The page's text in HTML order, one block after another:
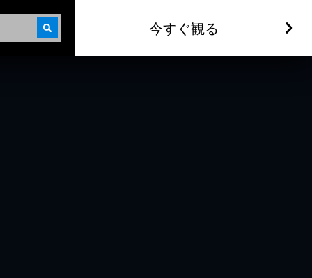
今すぐ観る